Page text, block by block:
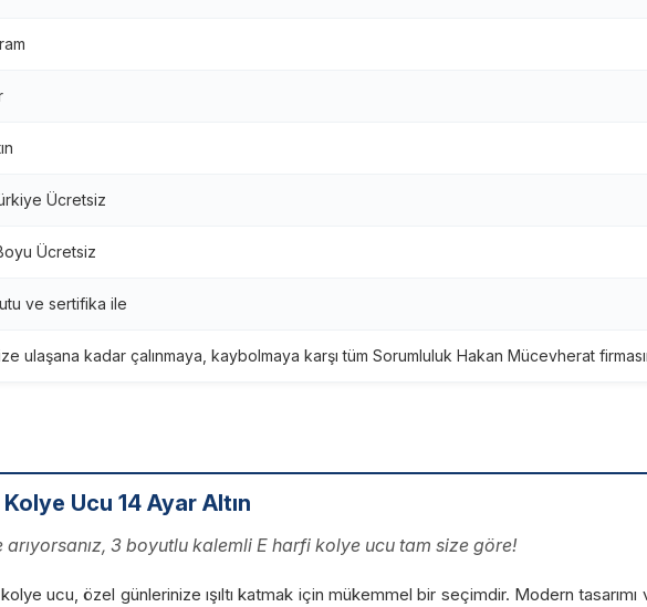
Ucu 14 Ayar Altın
3 boyutlu kalemli E harfi kolye ucu tam size göre!
ucu, özel günlerinize ışıltı katmak için mükemmel bir seçimdir. Modern
Ücretsiz
Ücretsiz
ve sertifika ile
ulaşana kadar çalınmaya, kaybolmaya karşı tüm Sorumluluk Hakan Mücevherat